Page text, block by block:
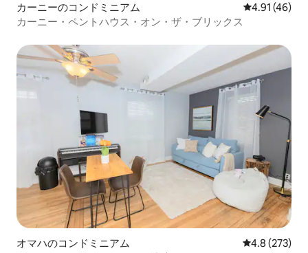
カーニーのコンドミニアム レビュー46
4.91 (46)
カーニー・ペントハウス・オン・ザ・ブリックス
オマハのコンドミニアム レビュー273
4.8 (273)